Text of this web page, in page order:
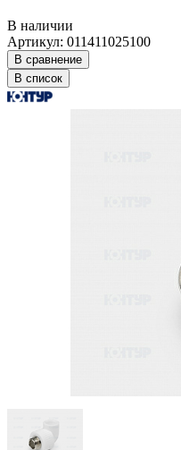
В наличии
Артикул: 011411025100
В сравнение
В список